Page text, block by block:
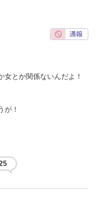
女とか関係ないんだよ！
が！